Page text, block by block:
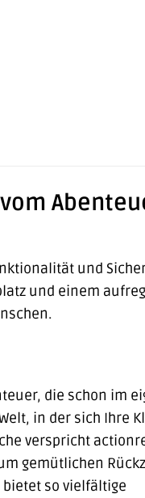
und
und einem
die schon im
in der sich Ihre
verspricht
gemütlichen
so vielfältige